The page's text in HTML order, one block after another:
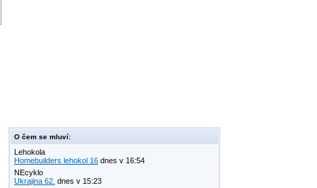
O čem se mluví:
Lehokola
Homebuilders lehokol 16 dnes v 16:54
NEcyklo
Ukrajina 62. dnes v 15:23